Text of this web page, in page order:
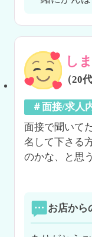
し
（20
＃面接/求人
面接で聞いて
名して下さる
のかな、と思
お店から